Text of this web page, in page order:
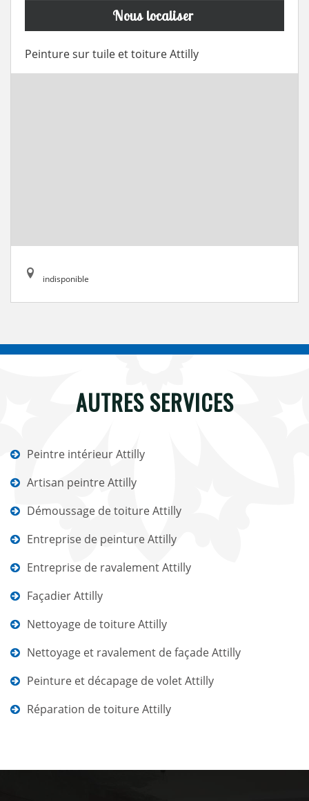
Nous localiser
Peinture sur tuile et toiture Attilly
indisponible
AUTRES SERVICES
Peintre intérieur Attilly
Artisan peintre Attilly
Démoussage de toiture Attilly
Entreprise de peinture Attilly
Entreprise de ravalement Attilly
Façadier Attilly
Nettoyage de toiture Attilly
Nettoyage et ravalement de façade Attilly
Peinture et décapage de volet Attilly
Réparation de toiture Attilly